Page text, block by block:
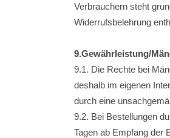
Verbrauchern steht
Widerrufsbelehrung
9.Gewährleistung/
9.1. Die Rechte bei
deshalb im eigenen
durch eine
9.2. Bei Bestellungen
Tagen ab Empfang der